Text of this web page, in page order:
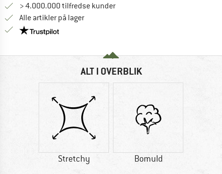
> 4.000.000 tilfredse kunder
Alle artikler på lager
Vi er Trustpilot-certificeret - oplysningerne får du
ALT I OVERBLIK
Stretchy Bomuld